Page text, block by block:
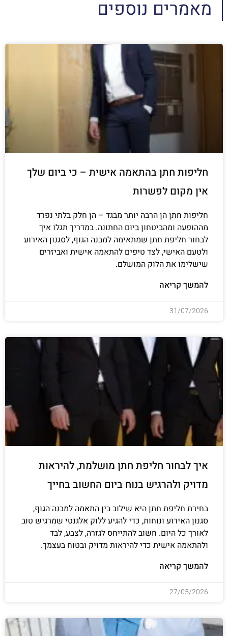
מאמרים נוספים
חליפות חתן בהתאמה אישית – כי ביום שלך
אין מקום לפשרות
חליפות חתן הן הרבה יותר מבגד – הן חלק בלתי נפרד
מההופעה ומהביטחון ביום החתונה. במדריך תגלו איך
לבחור חליפת חתן שמתאימה למבנה הגוף, לסגנון האירוע
ולטעם האישי, לצד טיפים להתאמה אישית ואביזרים
שישלימו את הלוק המושלם.
להמשך קריאה
31/07/2026
איך לבחור חליפת חתן מושלמת, להיראות
מדויק ולהרגיש בנוח ביום החשוב בחייך
בחירת חליפת חתן היא שילוב בין התאמה למבנה הגוף,
סגנון האירוע ונוחות, כדי להגיע ללוק אלגנטי שמרגיש טוב
לאורך כל היום. חשוב להתייחס לגזרה, לצבע, לבד
ולהתאמה אישית כדי להיראות מדויק ובטוח בעצמך.
להמשך קריאה
27/05/2026